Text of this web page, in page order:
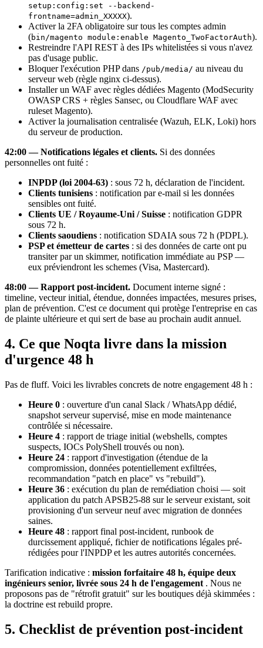
setup:config:set --backend-
frontname=admin_XXXXX).
Activer la 2FA obligatoire sur tous les comptes admin
(bin/magento module:enable Magento_TwoFactorAuth).
Restreindre l'API REST à des IPs whitelistées si vous n'avez
pas d'usage public.
Bloquer l'exécution PHP dans /pub/media/ au niveau du
serveur web (règle nginx ci-dessus).
Installer un WAF avec règles dédiées Magento (ModSecurity
OWASP CRS + règles Sansec, ou Cloudflare WAF avec
ruleset Magento).
Activer la journalisation centralisée (Wazuh, ELK, Loki) hors
du serveur de production.
42:00 — Notifications légales et clients. Si des données
personnelles ont fuité :
INPDP (loi 2004-63) : sous 72 h, déclaration de l'incident.
Clients tunisiens : notification par e-mail si les données
sensibles ont fuité.
Clients UE / Royaume-Uni / Suisse : notification GDPR
sous 72 h.
Clients saoudiens : notification SDAIA sous 72 h (PDPL).
PSP et émetteur de cartes : si des données de carte ont pu
transiter par un skimmer, notification immédiate au PSP —
eux préviendront les schemes (Visa, Mastercard).
48:00 — Rapport post-incident. Document interne signé :
timeline, vecteur initial, étendue, données impactées, mesures prises,
plan de prévention. C'est ce document qui protège l'entreprise en cas
de plainte ultérieure et qui sert de base au prochain audit annuel.
4. Ce que Noqta livre dans la mission
d'urgence 48 h
Pas de fluff. Voici les livrables concrets de notre engagement 48 h :
Heure 0 : ouverture d'un canal Slack / WhatsApp dédié,
snapshot serveur supervisé, mise en mode maintenance
contrôlée si nécessaire.
Heure 4 : rapport de triage initial (webshells, comptes
suspects, IOCs PolyShell trouvés ou non).
Heure 24 : rapport d'investigation (étendue de la
compromission, données potentiellement exfiltrées,
recommandation "patch en place" vs "rebuild").
Heure 36 : exécution du plan de remédiation choisi — soit
application du patch APSB25-88 sur le serveur existant, soit
provisioning d'un serveur neuf avec migration de données
saines.
Heure 48 : rapport final post-incident, runbook de
durcissement appliqué, fichier de notifications légales pré-
rédigées pour l'INPDP et les autres autorités concernées.
Tarification indicative : mission forfaitaire 48 h, équipe deux
ingénieurs senior, livrée sous 24 h de l'engagement . Nous ne
proposons pas de "rétrofit gratuit" sur les boutiques déjà skimmées :
la doctrine est rebuild propre.
5. Checklist de prévention post-incident